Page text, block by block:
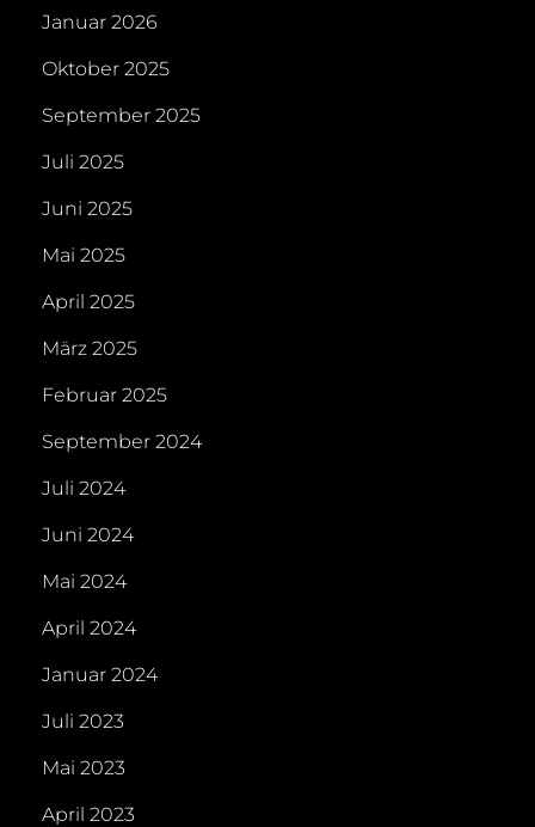
Januar 2026
Oktober 2025
September 2025
Juli 2025
Juni 2025
Mai 2025
April 2025
März 2025
Februar 2025
September 2024
Juli 2024
Juni 2024
Mai 2024
April 2024
Januar 2024
Juli 2023
Mai 2023
April 2023